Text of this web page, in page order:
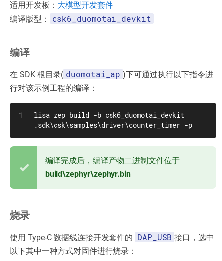
适用开发板： 大模型开发套件
编译版型：
csk6_duomotai_devkit
编译
在 SDK 根目录( duomotai_ap )下可通过执行以下指令进
行对该示例工程的编译：
lisa zep build -b csk6_duomotai_devkit
.sdk\csk\samples\driver\counter_timer -p
编译完成后，编译产物二进制文件位于
build\zephyr\zephyr.bin
烧录
使用 Type-C 数据线连接开发套件的 DAP_USB 接口，选中
以下其中一种方式对固件进行烧录：